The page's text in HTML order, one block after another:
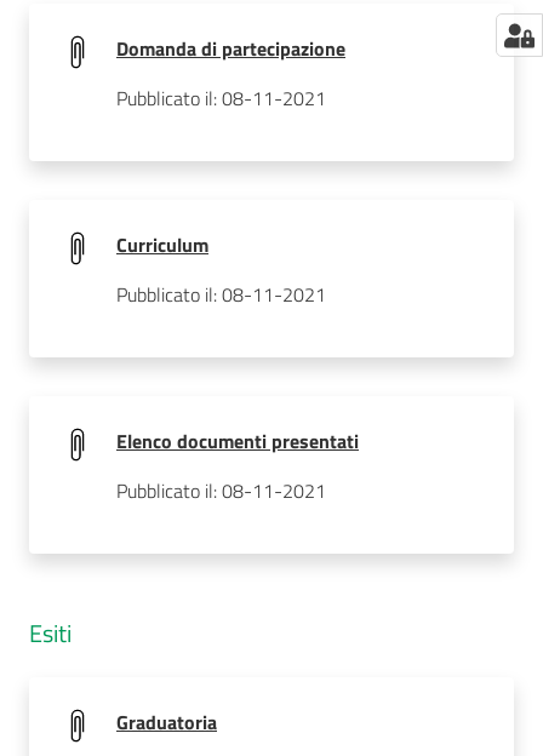
Domanda di partecipazione
Pubblicato il: 08-11-2021
Curriculum
Pubblicato il: 08-11-2021
Elenco documenti presentati
Pubblicato il: 08-11-2021
Esiti
Graduatoria